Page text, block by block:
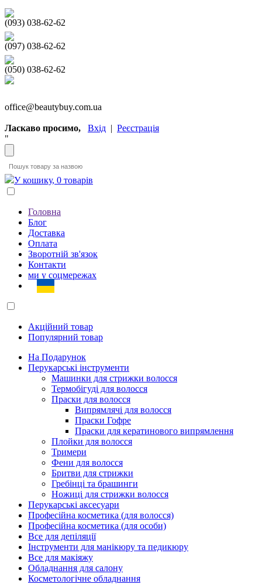
(093) 038-62-62
(097) 038-62-62
(050) 038-62-62
office@beautybuy.com.ua
Ласкаво просимо, Вхід | Реєстрація
"
У кошику, 0 товарів
Головна
Блог
Доставка
Оплата
Зворотній зв'язок
Контакти
ми у соцмережах
Акційний товар
Популярний товар
На Подарунок
Перукарські інструменти
Машинки для стрижки волосся
Термобігуді для волосся
Праски для волосся
Випрямлячі для волосся
Праски Гофре
Праски для кератинового випрямлення
Плойки для волосся
Тримери
Фени для волосся
Бритви для стрижки
Гребінці та брашинги
Ножиці для стрижки волосся
Перукарські аксесуари
Професійна косметика (для волосся)
Професійна косметика (для особи)
Все для депіляції
Інструменти для манікюру та педикюру
Все для макіяжу
Обладнання для салону
Косметологічне обладнання